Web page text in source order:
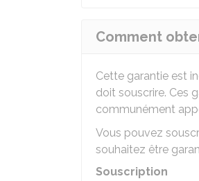
Comment
Cette garantie est
doit souscrire. Ces
communément
Vous pouvez
souhaitez être
Souscription